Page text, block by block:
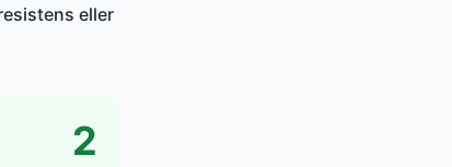
eller
2